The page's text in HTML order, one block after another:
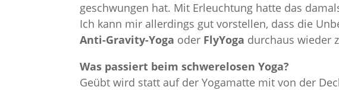
geschwungen hat. Mit Erleuchtung hatte das
Ich kann mir allerdings gut vorstellen, dass die
Anti-Gravity-Yoga oder FlyYoga durchaus wieder
Was passiert beim schwerelosen Yoga?
Geübt wird statt auf der Yogamatte mit von der